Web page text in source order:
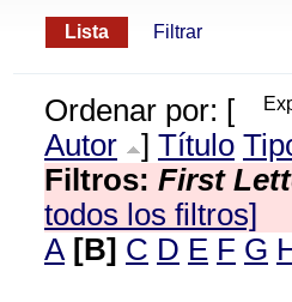
Lista Filtrar
Ordenar por: [
Autor
] Título
Filtros: First
todos los filtros]
A [B] C D E F G